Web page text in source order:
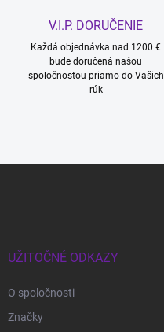
V.I.P. DORUČENIE
Každá objednávka nad 1200 €
bude doručená našou
spoločnosťou priamo do Vašich
rúk
UŽITOČNÉ ODKAZY
O spoločnosti
Značky